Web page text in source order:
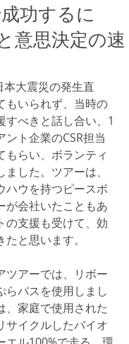
功するに
意思決定の速
大震災の発生直
もいられず、当時の
すべきと話し合い、1
ント企業のCSR担当
もらい、ボランティ
した。ツアーは、
ハウを持つピースボ
が会社いたこともあ
の支援も受けて、効
と思います。
ツアーでは、リボー
らバスを使用しまし
、家庭で使用された
サイクルしたバイオ